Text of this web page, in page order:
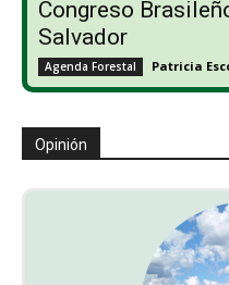
Congreso
Salvador
Agenda Forestal Patricia
Opinión